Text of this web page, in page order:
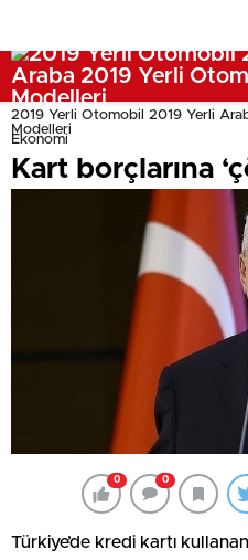
2019 Yerli Otomobil 2019 Yerli
Modelleri
Ekonomi
Kart borçlarına
0 0
Türkiye’de kredi kartı